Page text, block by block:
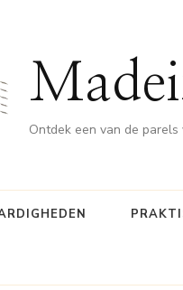
Ontdek een van de parels